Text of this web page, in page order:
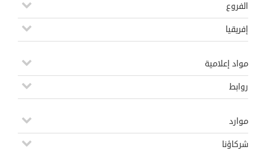
الفروع
إفريقيا
مواد إعلامية
روابط
موارد
شركاؤنا